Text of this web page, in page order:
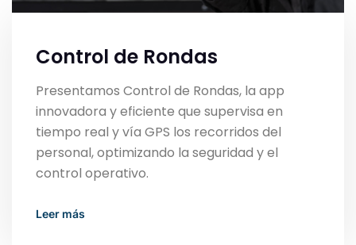
Control de Rondas
Presentamos Control de Rondas, la app
innovadora y eficiente que supervisa en
tiempo real y vía GPS los recorridos del
personal, optimizando la seguridad y el
control operativo.
Read More